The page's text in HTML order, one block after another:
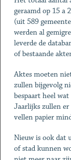
geraamd op 15 a
(uit 589
werden al
leverde de
of bestaande
Aktes moeten
zullen bijgevolg
bespaart heel
Jaarlijks zullen
vellen papier
Nieuw is ook dat
of stad kunnen